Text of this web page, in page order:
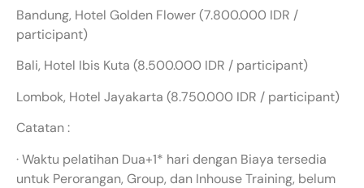
Bandung, Hotel Golden Flower (7.800.000 IDR /
participant)
Bali, Hotel Ibis Kuta (8.500.000 IDR / participant)
Lombok, Hotel Jayakarta (8.750.000 IDR / participant)
Catatan :
· Waktu pelatihan Dua+1* hari dengan Biaya tersedia
untuk Perorangan, Group, dan Inhouse Training, belum